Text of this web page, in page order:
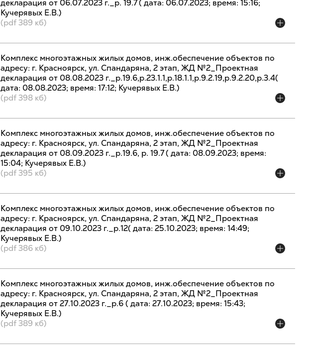
декларация от 06.07.2023 г._р. 19.7 ( дата: 06.07.2023; время: 15:16;
Кучерявых Е.В.)
(pdf 389 кб)
Комплекс многоэтажных жилых домов, инж.обеспечение объектов по
адресу: г. Красноярск, ул. Спандаряна, 2 этап, ЖД №2_Проектная
декларация от 08.08.2023 г._р.19.6,р.23.1.1,р.18.1.1,р.9.2.19,р.9.2.20,р.3.4(
дата: 08.08.2023; время: 17:12; Кучерявых Е.В.)
(pdf 398 кб)
Комплекс многоэтажных жилых домов, инж.обеспечение объектов по
адресу: г. Красноярск, ул. Спандаряна, 2 этап, ЖД №2_Проектная
декларация от 08.09.2023 г._р.19.6, р. 19.7 ( дата: 08.09.2023; время:
15:04; Кучерявых Е.В.)
(pdf 395 кб)
Комплекс многоэтажных жилых домов, инж.обеспечение объектов по
адресу: г. Красноярск, ул. Спандаряна, 2 этап, ЖД №2_Проектная
декларация от 09.10.2023 г._р.12( дата: 25.10.2023; время: 14:49;
Кучерявых Е.В.)
(pdf 386 кб)
Комплекс многоэтажных жилых домов, инж.обеспечение объектов по
адресу: г. Красноярск, ул. Спандаряна, 2 этап, ЖД №2_Проектная
декларация от 27.10.2023 г._р.6 ( дата: 27.10.2023; время: 15:43;
Кучерявых Е.В.)
(pdf 389 кб)